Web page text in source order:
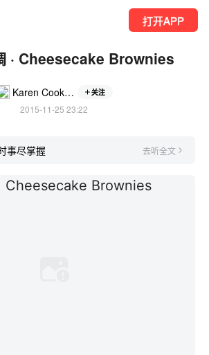
打开APP
· Cheesecake Brownies
Karen Cookbook 关注
2015-11-25 23:22
事尽掌握 去听全文